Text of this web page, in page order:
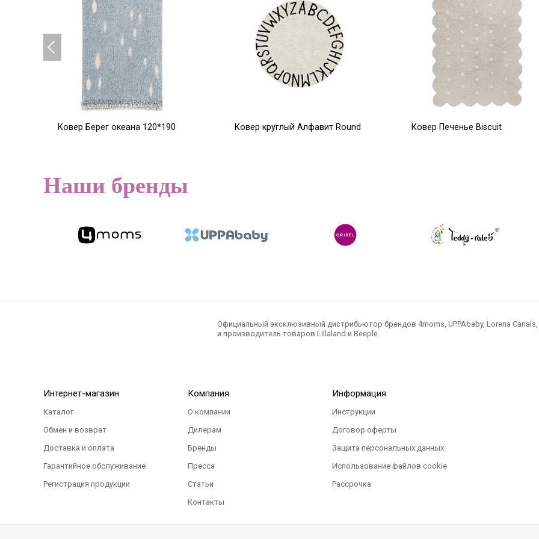
Ковер Берег океана 120*190
Ковер круглый Алфавит Round
Ковер Печенье Biscuit
Наши бренды
Официальный эксклюзивный дистрибьютор брендов 4moms, UPPAbaby, Lorena
и производитель товаров Lillaland и Beeple.
Интернет-магазин
Каталог
Обмен и возврат
Доставка и оплата
Гарантийное обслуживание
Регистрация продукции
Компания
О компании
Дилерам
Бренды
Пресса
Статьи
Контакты
Информация
Инструкции
Договор оферты
Защита персональных данных
Использование файлов cookie
Рассрочка